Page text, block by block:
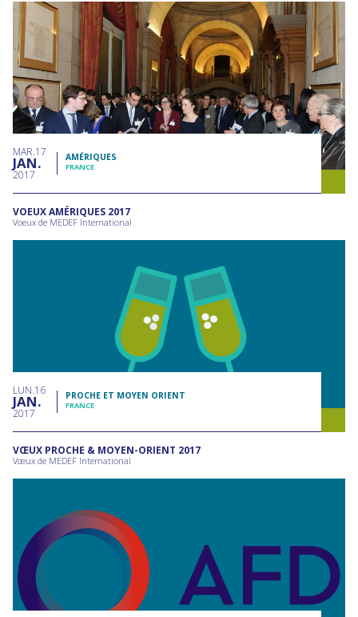
MAR 17
JAN
2017
AMÉRIQUES
FRANCE
VOEUX AMÉRIQUES 2017
Voeux de MEDEF International
LUN 16
JAN
2017
PROCHE ET MOYEN ORIENT
FRANCE
VŒUX PROCHE & MOYEN-ORIENT 2017
Vœux de MEDEF International